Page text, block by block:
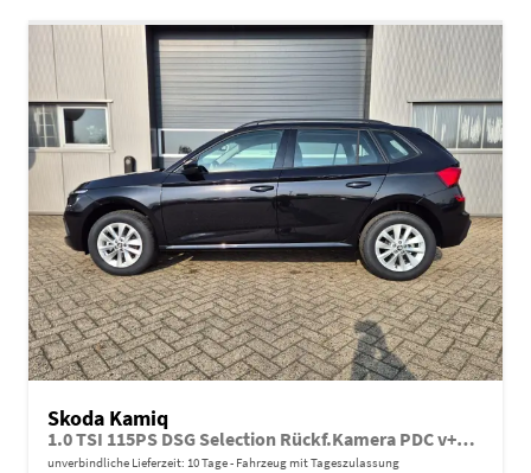
Skoda Kamiq
1.0 TSI 115PS DSG Selection Rückf.Kamera PDC v+h Sitzheizung Klimaautomatik Skoda-Radio Apple CarPlay + Android Auto Tempomat Garantieverlängerung 16"LM
unverbindliche Lieferzeit: 10 Tage Fahrzeug mit Tageszulassung